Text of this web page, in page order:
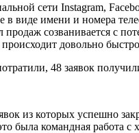
сети Instagram,
в виде имени и номера
продаж созванивается с
довольно
из которых успешно
была командная работа